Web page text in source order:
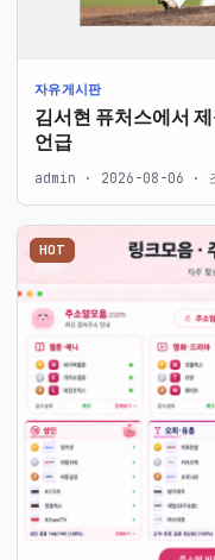
자유게시판
김서현 퓨처스에서
언급
admin · 2026-08-06 ·
HOT